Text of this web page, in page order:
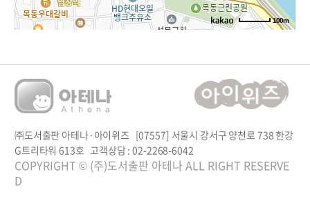
100m
㈜도서출판 아테나·아이위즈 [07557] 서울시 강서구 양천로 738 한강
G트리타워 613호 고객상담 : 02-2268-6042
COPYRIGHT © (주)도서출판 아테나 ALL RIGHT RESERVE
D